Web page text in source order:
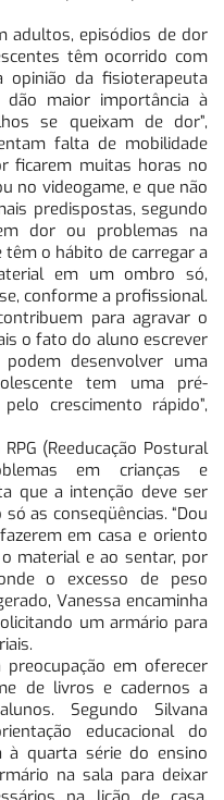
adultos, episódios de dor
têm ocorrido com
opinião da fisioterapeuta
dão maior importância à
se queixam de dor”,
falta de mobilidade
ficarem muitas horas no
no videogame, e que não
predispostas, segundo
dor ou problemas na
têm o hábito de carregar a
em um ombro só,
conforme a profissional.
para agravar o
o fato do aluno escrever
desenvolver uma
tem uma pré-
crescimento rápido”,
(Reeducação Postural
em crianças e
que a intenção deve ser
as conseqüências. “Dou
em casa e oriento
material e ao sentar, por
o excesso de peso
Vanessa encaminha
um armário para
em oferecer
de livros e cadernos a
Segundo Silvana
educacional do
à quarta série do ensino
na sala para deixar